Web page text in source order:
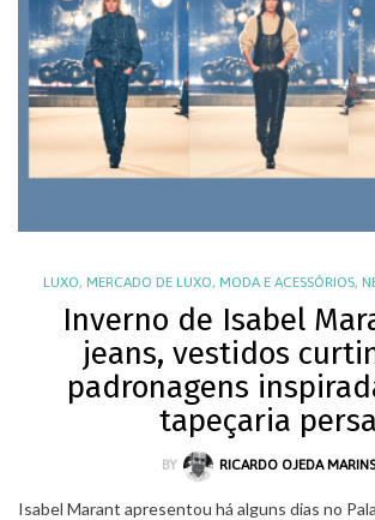
LUXO, MERCADO DE LUXO, MODA E ACESSÓRIOS,
Inverno de Isabel
jeans, vestidos
padronagens
tapeçaria persa
BY RICARDO OJEDA MARINS
Isabel Marant apresentou há alguns dias no